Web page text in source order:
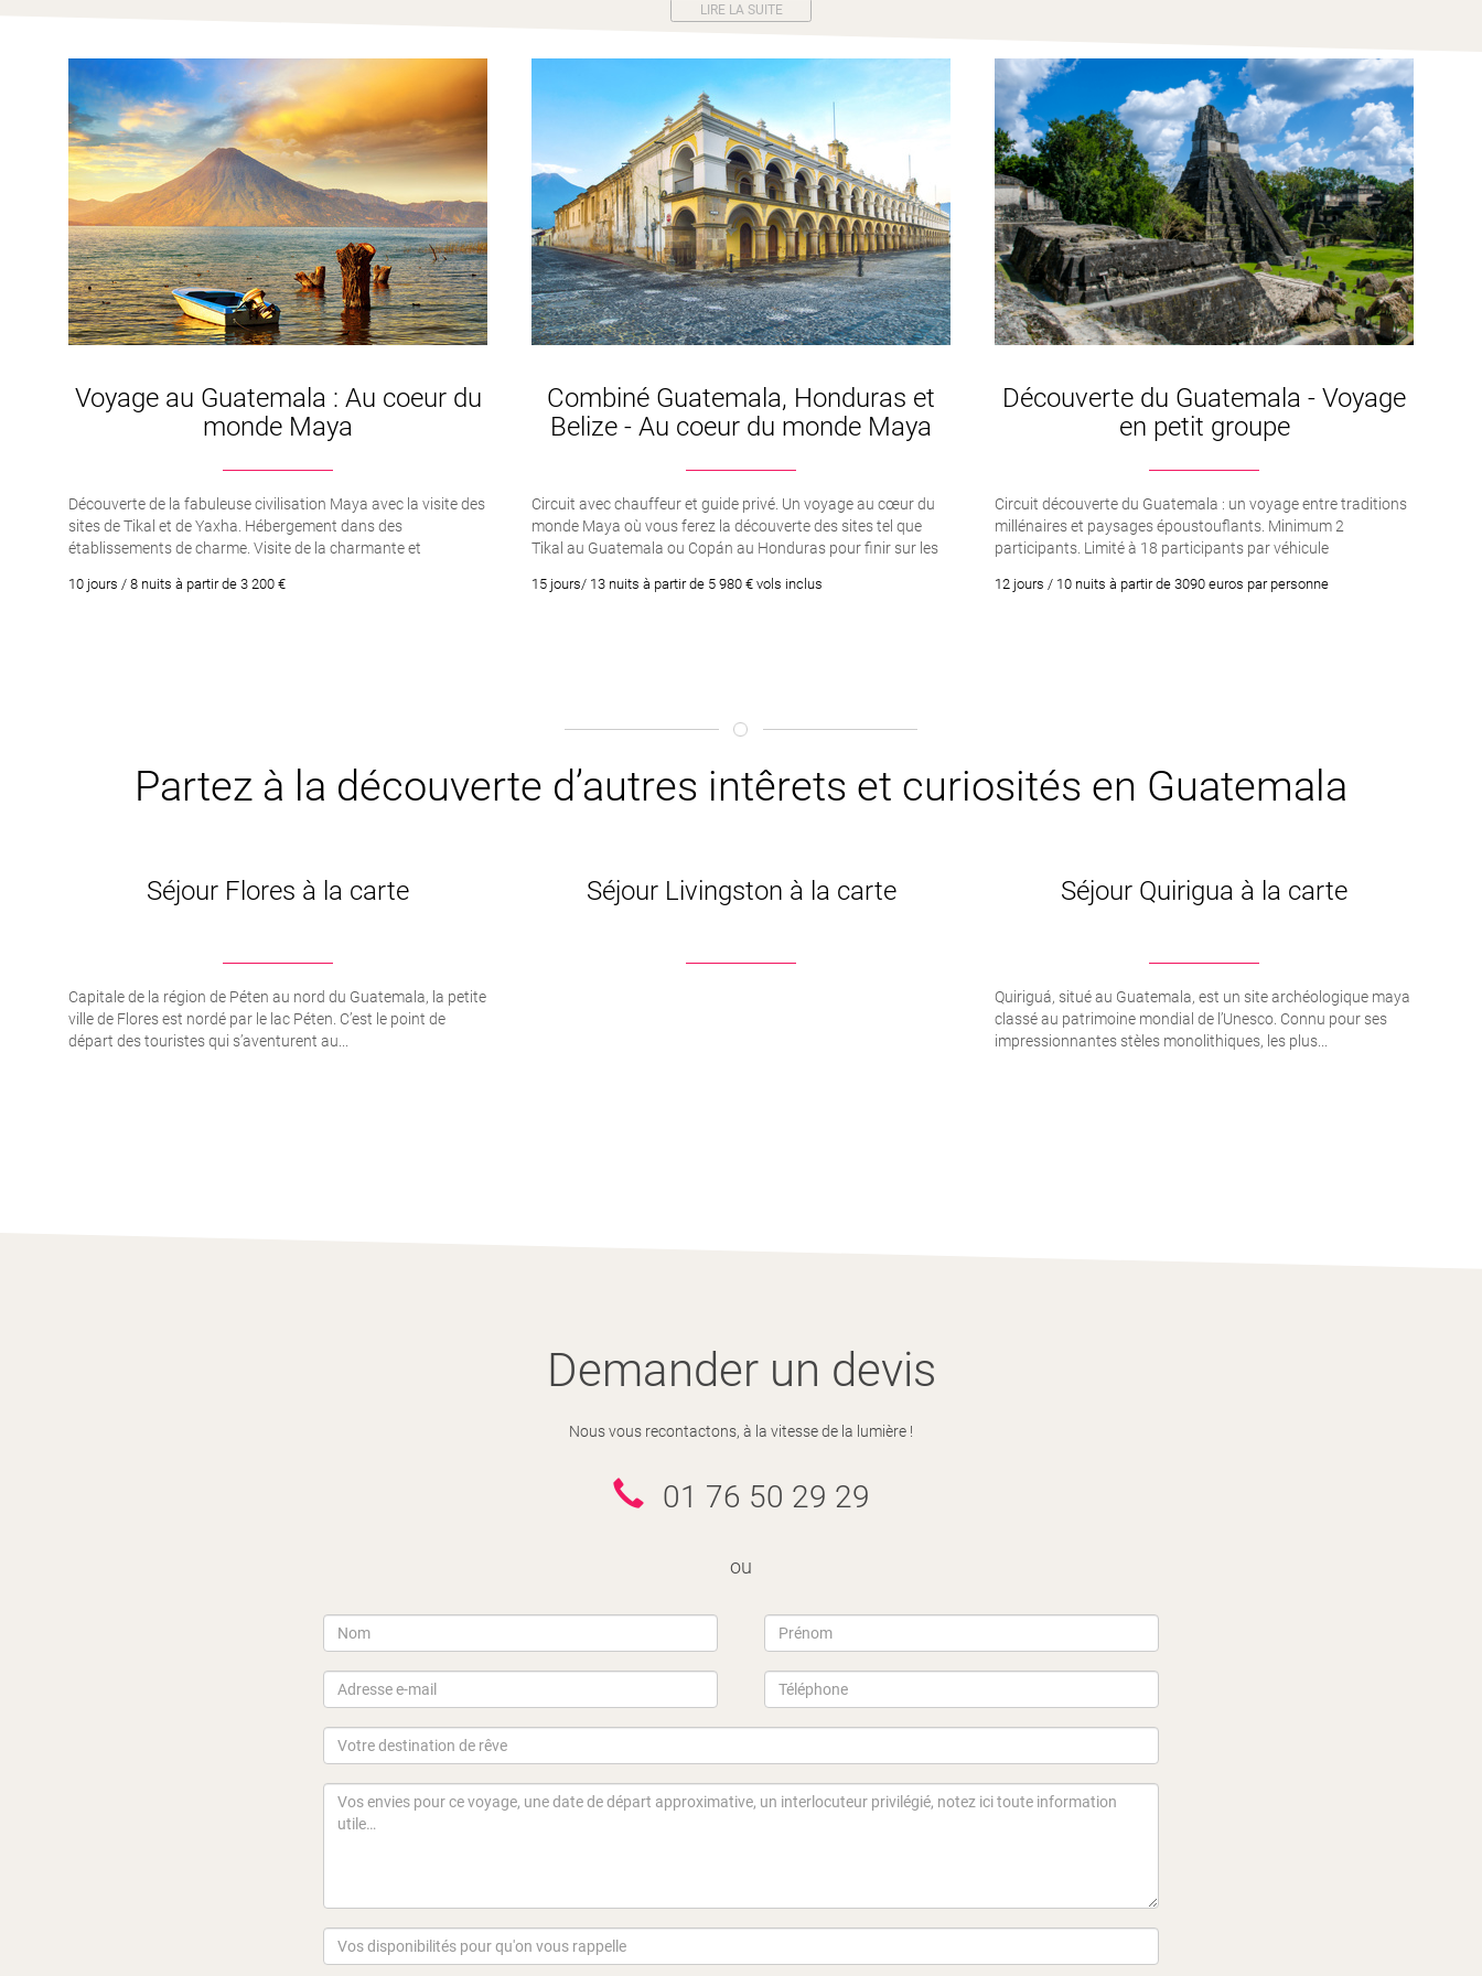
LIRE LA SUITE
Voyage au Guatemala : Au coeur du
monde Maya
Découverte de la fabuleuse civilisation Maya avec la visite des
sites de Tikal et de Yaxha. Hébergement dans des
établissements de charme. Visite de la charmante et
de Chichicastenango. Naviguation et nuit sur le
10 jours / 8 nuits à partir de 3 200 €
Combiné Guatemala, Honduras et
Belize - Au coeur du monde Maya
Circuit avec chauffeur et guide privé. Un voyage au cœur du
monde Maya où vous ferez la découverte des sites tel que
Tikal au Guatemala ou Copán au Honduras pour finir sur les
15 jours/ 13 nuits à partir de 5 980 € vols inclus
Découverte du Guatemala - Voyage
en petit groupe
Circuit découverte du Guatemala : un voyage entre traditions
millénaires et paysages époustouflants. Minimum 2
participants. Limité à 18 participants par véhicule
12 jours / 10 nuits à partir de 3090 euros par personne
Partez à la découverte d’autres intêrets et curiosités en Guatemala
Séjour Flores à la carte
Capitale de la région de Péten au nord du Guatemala, la petite
ville de Flores est nordé par le lac Péten. C’est le point de
départ des touristes qui s’aventurent au...
Séjour Livingston à la carte Séjour Quirigua à la carte
Quiriguá, situé au Guatemala, est un site archéologique maya
classé au patrimoine mondial de l’Unesco. Connu pour ses
impressionnantes stèles monolithiques, les plus...
Demander un devis
Nous vous recontactons, à la vitesse de la lumière !
01 76 50 29 29
ou